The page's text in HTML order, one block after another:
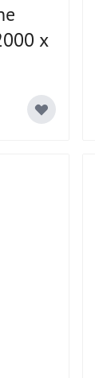
x